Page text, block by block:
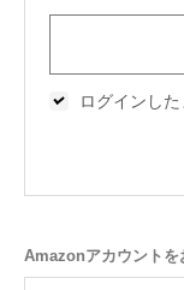
今治タオルについて
会員サービス
規約
ログインし
Amazonアカウントを